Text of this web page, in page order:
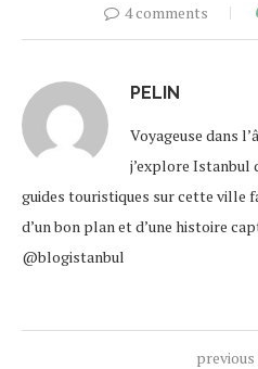
4 comments
PELIN
Voyageuse dans
j’explore Istanbul
guides touristiques sur cette ville
d’un bon plan et d’une histoire
@blogistanbul